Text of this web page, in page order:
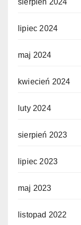
sierpień 2024
lipiec 2024
maj 2024
kwiecień 2024
luty 2024
sierpień 2023
lipiec 2023
maj 2023
listopad 2022